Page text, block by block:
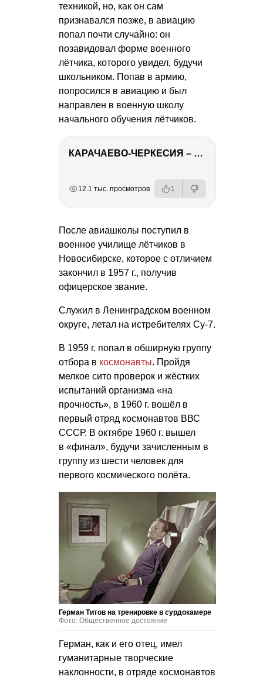
техникой, но, как он сам
признавался позже, в авиацию
попал почти случайно: он
позавидовал форме военного
лётчика, которого увидел, будучи
школьником. Попав в армию,
попросился в авиацию и был
направлен в военную школу
начального обучения лётчиков.
КАРАЧАЕВО-ЧЕРКЕСИЯ – ПУТЕШЕСТВИЕ НА КАВКАЗ часть 2
12.1 тыс. просмотров 1
После авиашколы поступил в
военное училище лётчиков в
Новосибирске, которое с отличием
закончил в 1957 г., получив
офицерское звание.
Служил в Ленинградском военном
округе, летал на истребителях Су-7.
В 1959 г. попал в обширную группу
отбора в космонавты. Пройдя
мелкое сито проверок и жёстких
испытаний организма «на
прочность», в 1960 г. вошёл в
первый отряд космонавтов ВВС
СССР. В октябре 1960 г. вышел
в «финал», будучи зачисленным в
группу из шести человек для
первого космического полёта.
Герман Титов на тренировке в сурдокамере
Фото: Общественное достояние
Герман, как и его отец, имел
гуманитарные творческие
наклонности, в отряде космонавтов